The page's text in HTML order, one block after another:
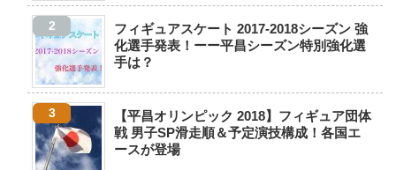
フィギュアスケート 2017-2018シーズン 強
化選手発表！ーー平昌シーズン特別強化選
手は？
【平昌オリンピック 2018】フィギュア団体
戦 男子SP滑走順＆予定演技構成！各国エ
ースが登場